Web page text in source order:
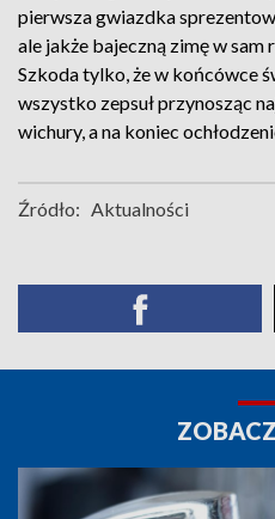
pierwsza gwiazdka
ale jakże bajeczną zimę w sam
Szkoda tylko, że w końcówce
wszystko zepsuł przynosząc
wichury, a na koniec
Źródło: Aktualności